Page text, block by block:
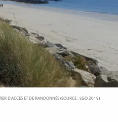
D’ACCÈS ET DE RANDONNÉE (SOURCE : LGO 2019)